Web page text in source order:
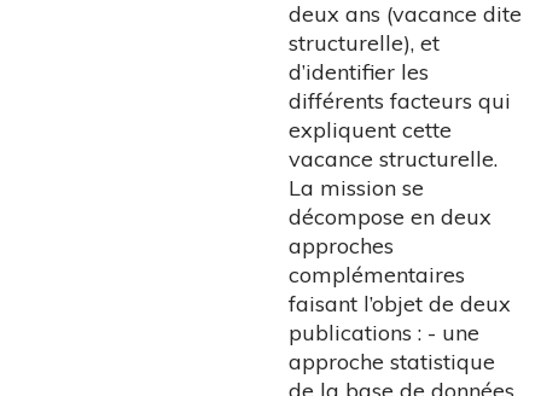
deux ans (vacance dite
structurelle), et
d’identifier les
différents facteurs qui
expliquent cette
vacance structurelle.
La mission se
décompose en deux
approches
complémentaires
faisant l’objet de deux
publications : - une
approche statistique